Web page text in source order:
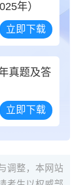
年）
立即下载
真题及答
立即下载
调整，本网站